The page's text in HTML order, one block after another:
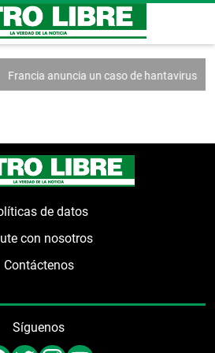
Francia anuncia un caso de hantavirus
de datos
con nosotros
Contáctenos
Síguenos